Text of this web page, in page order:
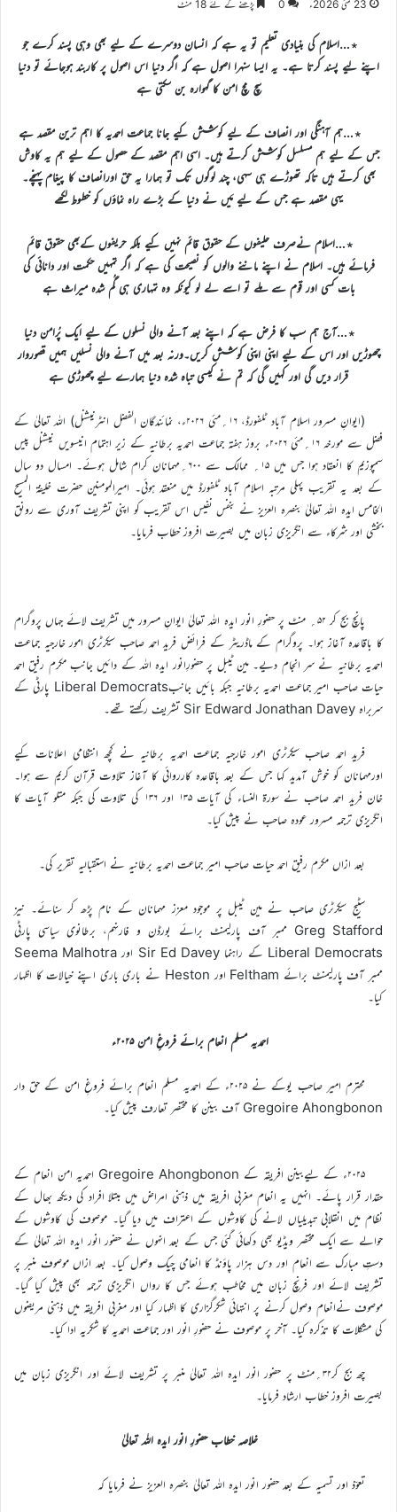
23 مئی 2026ء 0 پڑھنے کے لئے 18 منٹ
٭…اسلام کی بنیادی تعلیم تو یہ ہے کہ انسان دوسرے کے لیے بھی وہی پسند کرے جو
اپنے لیے پسند کرتا ہے۔ یہ ایسا سنہرا اصول ہے کہ اگر دنیا اس اصول پر کاربند ہوجائے تو دنیا
سچ مچ امن کا گہوارہ بن سکتی ہے
٭…ہم آہنگی اور انصاف کے لیے کوشش کیے جانا جماعت احمدیہ کا اہم ترین مقصد ہے
جس کے لیے ہم مسلسل کوشش کرتے ہیں۔ اسی اہم مقصد کے حصول کے لیے ہم یہ کاوش
بھی کرتے ہیں تاکہ تھوڑے ہی سہی، چند لوگوں تک تو ہمارا یہ حق اورانصاف کا پیغام پہنچے۔
یہی مقصد ہے جس کے لیے مَیں نے دنیا کے بڑے راہ نماؤں کو خطوط لکھے
٭…اسلام نےصرف حلیفوں کے حقوق قائم نہیں کیے بلکہ حریفوں کےبھی حقوق قائم
فرمائے ہیں۔ اسلام نے اپنے ماننے والوں کو نصیحت کی ہے کہ اگر تمہیں حکمت اور دانائی کی
بات کسی اور قوم سے ملے تو اسے لے لو کیونکہ وہ تمہاری ہی گُم شدہ میراث ہے
٭…آج ہم سب کا فرض ہے کہ اپنے بعد آنے والی نسلوں کے لیے ایک پُرامن دنیا
چھوڑیں اور اس کے لیے اپنی اپنی کوشش کریں۔ورنہ بعد میں آنے والی نسلیں ہمیں قصوروار
قرار دیں گی اور کہیں گی کہ تم نے کیسی تباہ شدہ دنیا ہمارے لیے چھوڑی ہے
(ایوانِ مسرور اسلام آباد ٹلفورڈ، ۱۶؍مئی ۲۰۲۶ء، نمائندگان الفضل انٹرنیشنل) اللہ تعالیٰ کے
فضل سے مورخہ ۱۶؍مئی ۲۰۲۶ء بروز ہفتہ جماعت احمدیہ برطانیہ کے زیر اہتمام انیسویں نیشنل پیس
سمپوزیم کا انعقاد ہوا جس میں ۱۵؍ ممالک سے ۶۰۰؍مہمانان کرام شامل ہوئے۔ امسال دو سال
کے بعد یہ تقریب پہلی مرتبہ اسلام آباد ٹلفورڈ میں منعقد ہوئی۔ امیرالمومنین حضرت خلیفۃ المسیح
الخامس ایدہ اللہ تعالیٰ بنصرہ العزیز نے بنفس نفیس اس تقریب کو اپنی تشریف آوری سے رونق
بخشی اور شرکاء سے انگریزی زبان میں بصیرت افروز خطاب فرمایا۔
پانچ بج کر ۵۲؍ منٹ پر حضورِ انور ایدہ اللہ تعالیٰ ایوانِ مسرور میں تشریف لائے جہاں پروگرام
کا باقاعدہ آغاز ہوا۔ پروگرام کے ماڈریٹر کے فرائض فرید احمد صاحب سیکرٹری امور خارجیہ جماعت
احمدیہ برطانیہ نے سر انجام دیے۔ مین ٹیبل پر حضورِانور ایدہ اللہ کے دائیں جانب مکرم رفیق احمد
حیات صاحب امیر جماعت احمدیہ برطانیہ جبکہ بائیں جانبLiberal Democrats پارٹی کے
سربراہ Sir Edward Jonathan Davey تشریف رکھتے تھے۔
فرید احمد صاحب سیکرٹری امور خارجیہ جماعت احمدیہ برطانیہ نے کچھ انتظامی اعلانات کیے
اورمہمانان کو خوش آمدید کہا جس کے بعد باقاعدہ کارروائی کا آغاز تلاوت قرآن کریم سے ہوا۔
خان فرید احمد صاحب نے سورۃ النساء کی آیات ۱۳۵ اور ۱۳۶ کی تلاوت کی جبکہ متلو آیات کا
انگریزی ترجمہ مسرور عودہ صاحب نے پیش کیا۔
بعد ازاں مکرم رفیق احمد حیات صاحب امیر جماعت احمدیہ برطانیہ نے استقبالیہ تقریر کی۔
سٹیج سیکرٹری صاحب نے مین ٹیبل پر موجود معزز مہمانان کے نام پڑھ کر سنائے۔ نیز
Greg Stafford ممبر آف پارلیمنٹ برائے بورڈن و فارنہم، برطانوی سیاسی پارٹی
Liberal Democrats کے راہنما Sir Ed Davey اور Seema Malhotra
ممبر آف پارلیمنٹ برائے Feltham اور Heston نے باری باری اپنے خیالات کا اظہار
کیا۔
احمدیہ مسلم انعام برائے فروغِ امن ۲۰۲۵ء
محترم امیر صاحب یوکے نے ۲۰۲۵ء کے احمدیہ مسلم انعام برائے فروغِ امن کے حق دار
Gregoire Ahongbonon آف بینن کا مختصر تعارف پیش کیا۔
۲۰۲۵ء کے لیےبینن افریقہ کے Gregoire Ahongbonon احمدیہ امن انعام کے
حقدار قرار پائے۔ انہیں یہ انعام مغربی افریقہ میں ذہنی امراض میں مبتلا افراد کی دیکھ بھال کے
نظام میں انقلابی تبدیلیاں لانے کی کاوشوں کے اعتراف میں دیا گیا۔ موصوف کی کاوشوں کے
حوالے سے ایک مختصر ویڈیو بھی دکھائی گئی جس کے بعد انہوں نے حضور انور ایدہ اللہ تعالیٰ کے
دستِ مبارک سے انعام اور دس ہزار پاؤنڈ کا انعامی چیک وصول کیا۔ بعد ازاں موصوف منبر پر
تشریف لائے اور فرنچ زبان میں مخاطب ہوئے جس کا رواں انگریزی ترجمہ بھی پیش کیا گیا۔
موصوف نےانعام وصول کرنے پر انتہائی شکرگزاری کا اظہار کیا اور مغربی افریقہ میں ذہنی مریضوں
کی مشکلات کا تذکرہ کیا۔ آخر پر موصوف نے حضورِ انور اور جماعت احمدیہ کا شکریہ ادا کیا۔
چھ بج کر۳۲؍منٹ پر حضور انور ایدہ اللہ تعالیٰ منبر پر تشریف لائے اور انگریزی زبان میں
بصیرت افروز خطاب ارشاد فرمایا۔
خلاصہ خطاب حضورِ انور ایدہ اللہ تعالیٰ
تعوّذ اور تسمیہ کے بعد حضور انور ایدہ اللہ تعالیٰ بنصرہ العزیز نے فرمایا کہ